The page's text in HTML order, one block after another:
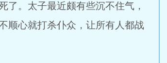
。太子最近颇有些沉不住气，
顺心就打杀仆众，让所有人都战